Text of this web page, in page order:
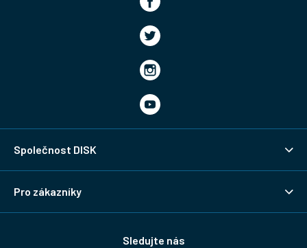
Společnost DISK
Pro zákazníky
Sledujte nás